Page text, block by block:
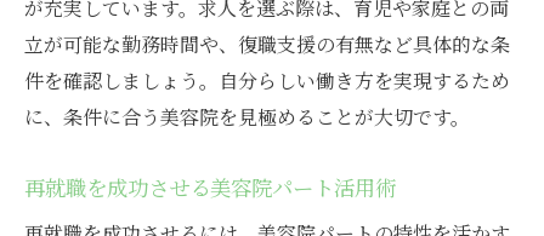
が充実しています。求人を選ぶ際は、育児や家庭との両
立が可能な勤務時間や、復職支援の有無など具体的な条
件を確認しましょう。自分らしい働き方を実現するため
に、条件に合う美容院を見極めることが大切です。
再就職を成功させる美容院パート活用術